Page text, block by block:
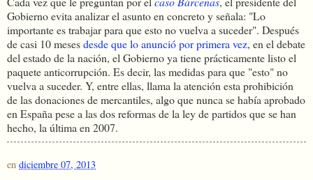
Gobierno evita analizar el asunto en concreto y señala: "Lo
importante es trabajar para que esto no vuelva a suceder". Después
de casi 10 mesesdesde que lo anunció por primera vez, en el debate
del estado de la nación, el Gobierno ya tiene prácticamente listo el
paquete anticorrupción. Es decir, las medidas para que "esto" no
vuelva a suceder. Y, entre ellas, llama la atención esta prohibición
de las donaciones de mercantiles, algo que nunca se había aprobado
en España pese a las dos reformas de la ley de partidos que se han
hecho, la última en 2007.
en diciembre 07, 2013